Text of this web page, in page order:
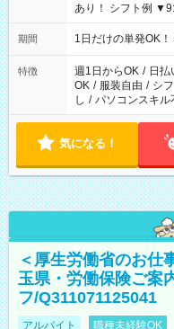
あり！ シフト例
▼18:00～21:00
期間 1日だけの単発OK
特徴 週1日からOK / 日払
OK / 服装自由 / シ
し / パソコンスキル
気になる！
＜厚生労働省のお仕
玉県・労働保険ご案
フ/Q311071125041
アルバイト 職種未経験OK